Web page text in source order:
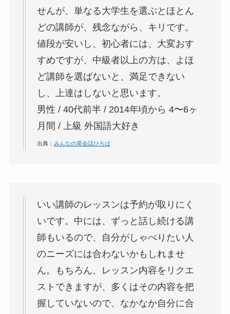
せんが、単なる大学生を選ぶとほとん
どの講師が、残念ながら、キリです。
値段が安いし、初心者には、大変おす
すめですが、中級者以上の方は、よほ
ど講師を選ばないと、満足できない
し、上達はしないと思います。
男性 / 40代前半 / 2014年頃から 4〜6ヶ
月間 / 上級 外国語大好き
出典： みんなの英会話ひろば
いい講師のレッスンは予約が取りにく
いです。 中には、ずっと話し続ける講
師もいるので、自分がしゃべりたい人
のニーズには合わないかもしれませ
ん。もちろん、レッスン内容をリクエ
ストできますが、多くはその内容を把
握していないので、なかなか自分に合